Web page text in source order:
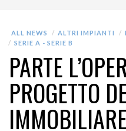
ALL NEWS ALTRI IMPIANTI
SERIE A - SERIE B
PARTE
PROGETTO